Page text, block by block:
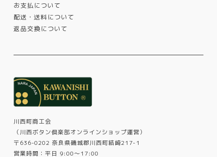
お支払について
配送・送料について
返品交換について
川西町商工会
（川西ボタン倶楽部オンラインショップ運営）
〒636-0202 奈良県磯城郡川西町結崎217-1
営業時間：平日 9:00～17:00